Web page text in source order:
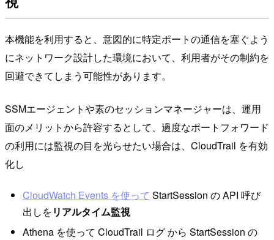
本機能を利用すると、意図的に特定ポートの通信を塞ぐよう
にネットワーク設計した環境において、利用者がその制約を
回避できてしまう可能性があります。
SSMエージェントや素のセッションマネージャーは、運用
面のメリットから許容するとして、過度なポートフォワード
の利用には監視の目を光らせたい場合は、CloudTrail を有効
化し
CloudWatch Events を使って StartSession の API 呼び
出しをリアルタイム監視
Athena を使って CloudTrail ログ から StartSession の